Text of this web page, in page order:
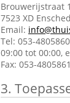
Brouwerijstraat
7523 XD
Email:
Tel: 053-
09:00 tot 00:00,
Fax: 053-4805861
3.